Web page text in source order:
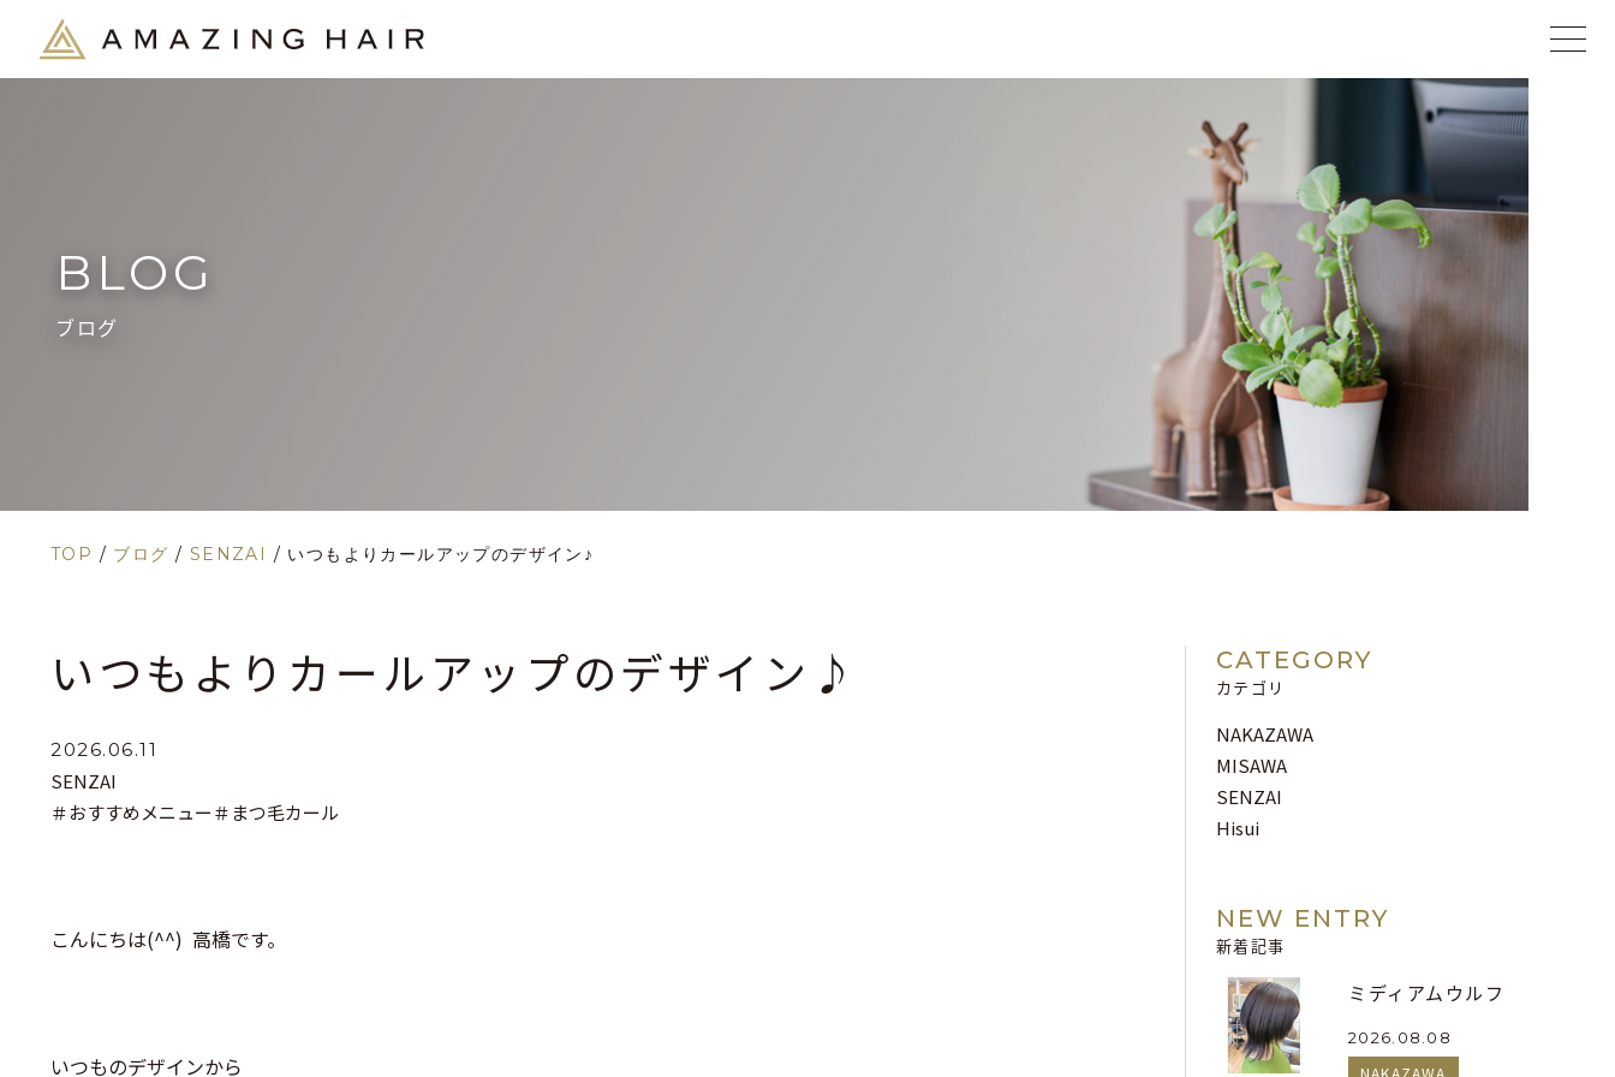
BLOG
ブログ
TOP / ブログ / SENZAI / いつもよりカールアップのデザイン♪
いつもよりカールアップのデザイン♪
2026.06.11
SENZAI
＃おすすめメニュー＃まつ毛カール
こんにちは(^^) 高橋です。
いつものデザインから
CATEGORY
カテゴリ
NAKAZAWA
MISAWA
SENZAI
Hisui
NEW ENTRY
新着記事
ミディアムウルフ
2026.08.08
NAKAZAWA